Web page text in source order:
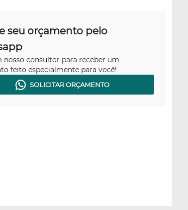
seu orçamento pelo
nosso consultor para receber um
feito especialmente para você!
SOLICITAR ORÇAMENTO